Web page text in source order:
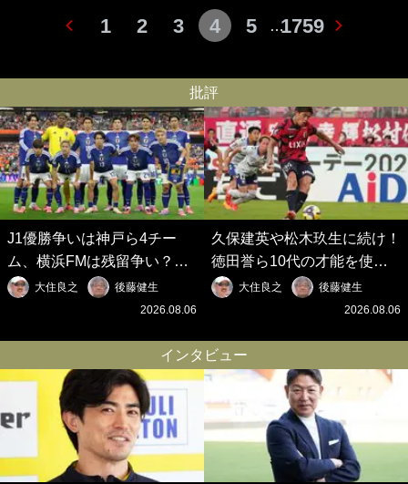
1 2 3 4 5 …1759
批評
J1優勝争いは神戸ら4チー
ム、横浜FMは残留争い？大
混戦のJ2はRB大宮に注目！
歴代最強の日本代表をJリー
の秋春制｣の大激論】(6)
大住良之
後藤健生
2026.08.06
久保建英や松木玖生に続け！
徳田誉ら10代の才能を使い
切れないJクラブの課題と、
｢0円欧州移籍｣撲滅への処方
春制｣の大激論】(5)
大住良之
後藤健生
2026.08.06
インタビュー